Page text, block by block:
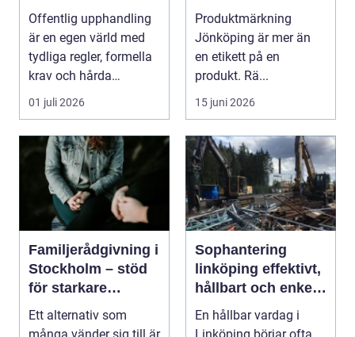
möter affär
Offentlig upphandling
är en egen värld med
tydliga regler, formella
krav och hårda
tidsfrister. För ...
01 juli 2026
underlättar
vardagen
Produktmärkning
Jönköping är mer än
en etikett på en
produkt. Rä...
15 juni 2026
Familjerådgivning i
Stockholm – stöd
för starkare
relationer
Ett alternativ som
Sophantering
linköping effektivt,
hållbart och enkelt
i praktiken
En hållbar vardag i